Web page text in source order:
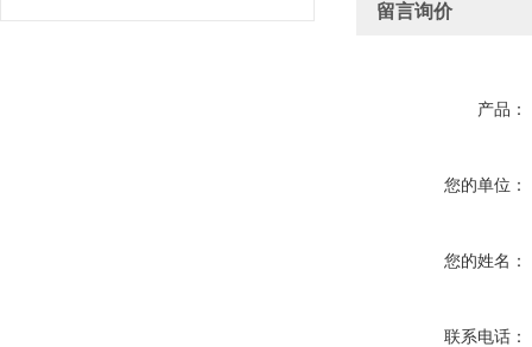
留言询价
产品：
您的单位：
您的姓名：
联系电话：